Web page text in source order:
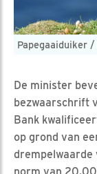
Papegaaiduiker
De minister
bezwaarschrift
Bank
op grond van
drempelwaarde